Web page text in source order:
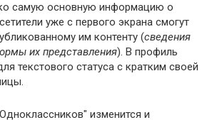
самую основную информацию о
уже с первого экрана смогут
им контенту (сведения
их представления). В профиль
текстового статуса с кратким своей
изменится и